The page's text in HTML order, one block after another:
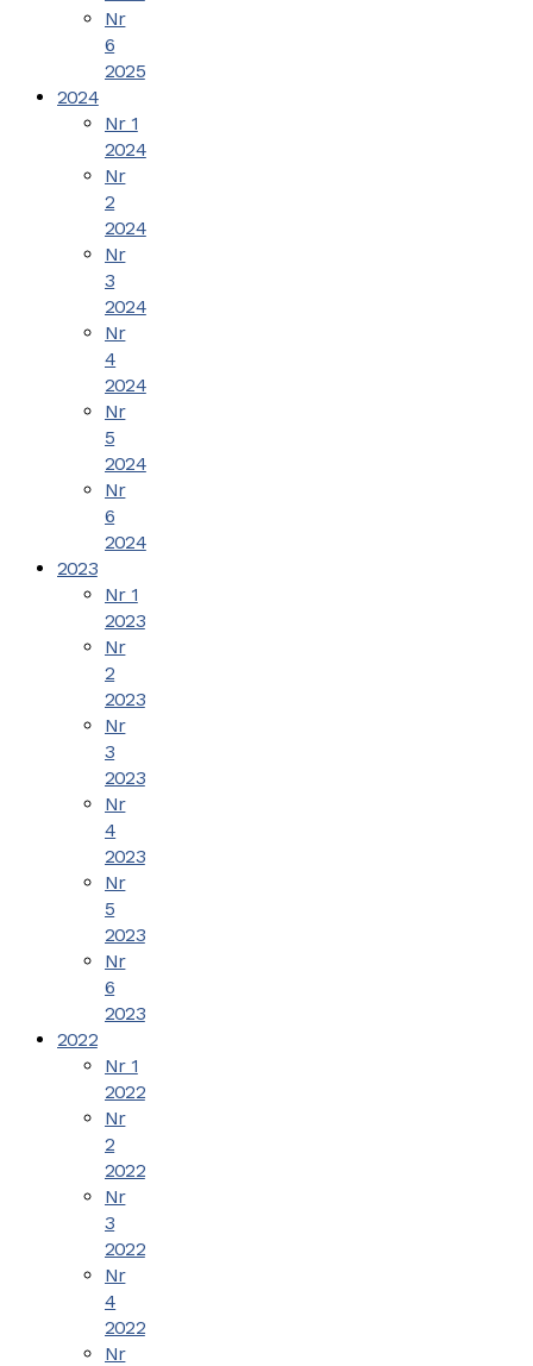
Nr
6
2025
2024
Nr 1
2024
Nr
2
2024
Nr
3
2024
Nr
4
2024
Nr
5
2024
Nr
6
2024
2023
Nr 1
2023
Nr
2
2023
Nr
3
2023
Nr
4
2023
Nr
5
2023
Nr
6
2023
2022
Nr 1
2022
Nr
2
2022
Nr
3
2022
Nr
4
2022
Nr